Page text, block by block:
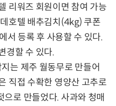
리워즈 회원이면 참여 가능
호텔 배추김치(4kg) 쿠폰
서 등록 후 사용할 수 있다.
경할 수 있다.
는 제주 월동무로 만들어
직접 수확한 영양산 고추로
로 만들었다. 사과와 청매